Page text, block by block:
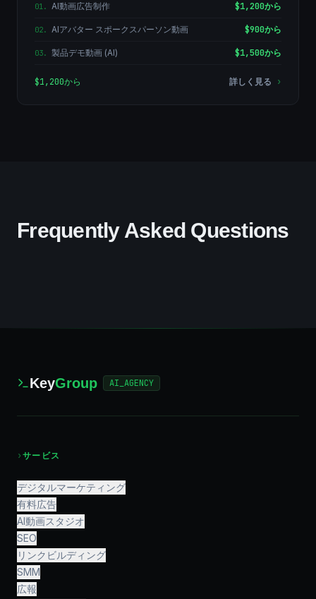
01. AI動画広告制作 $1,200から
02. AIアバター スポークスパーソン動画 $900から
03. 製品デモ動画 (AI) $1,500から
$1,200から 詳しく見る ›
Frequently Asked Questions
KeyGroup AI_AGENCY
›サービス
デジタルマーケティング
有料広告
AI動画スタジオ
SEO
リンクビルディング
SMM
広報